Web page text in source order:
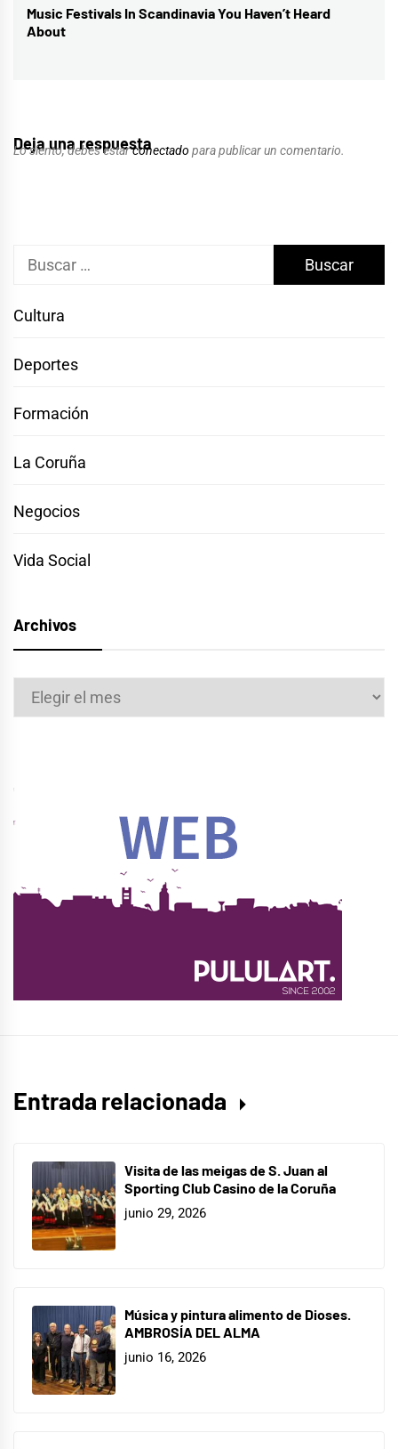
Entrada
siguiente:
Music Festivals In Scandinavia You Haven’t Heard
About
Deja una respuesta
Lo siento, debes estarconectado para publicar un comentario.
Buscar:
Cultura
Deportes
Formación
La Coruña
Negocios
Vida Social
Archivos
Archivos
Entrada relacionada
Visita de las meigas de S. Juan al
Sporting Club Casino de la Coruña
junio 29, 2026
Música y pintura alimento de Dioses.
AMBROSÍA DEL ALMA
junio 16, 2026